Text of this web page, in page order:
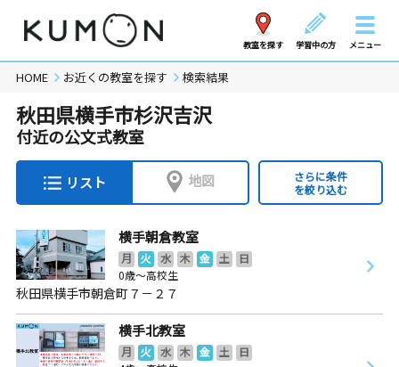
教室を探す 学習中の方 メニュー
HOME お近くの教室を探す 検索結果
秋田県横手市杉沢吉沢
付近の公文式教室
リスト 地図
さらに条件
を絞り込む
横手朝倉教室
月 火 水 木 金 土
日
0歳～高校生
秋田県横手市朝倉町７－２７
横手北教室
月 火 水 木 金 土
日